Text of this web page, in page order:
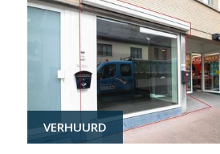
VERHUURD